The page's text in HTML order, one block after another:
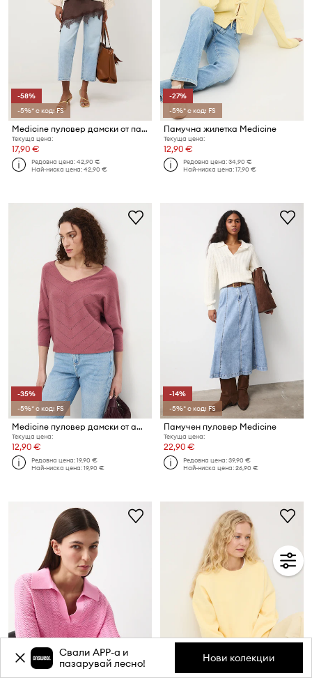
-58%
-5%* с код: FS
Medicine пуловер дамски от памук
Текуща цена:
17,90 €
Редовна цена:42,90 €
Най-ниска цена:42,90 €
-27%
-5%* с код: FS
Памучна жилетка Medicine
Текуща цена:
12,90 €
Редовна цена:34,90 €
Най-ниска цена:17,90 €
-35%
-5%* с код: FS
Medicine пуловер дамски от ажур
Текуща цена:
12,90 €
Редовна цена:19,90 €
Най-ниска цена:19,90 €
-14%
-5%* с код: FS
Памучен пуловер Medicine
Текуща цена:
22,90 €
Редовна цена:39,90 €
Най-ниска цена:26,90 €
Свали APP-a и
пазарувай лесно!
Нови колекции